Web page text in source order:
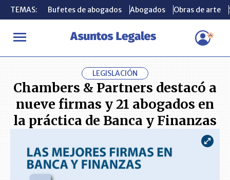
TEMAS: Bufetes de abogados Abogados Obras de arte
INICIO CONSUMIDOR Chambers & Partners destacó a nueve
TEMAS: Bufetes de abogados Abogados Obras de arte
LEGISLACIÓN
Chambers & Partners destacó a
nueve firmas y 21 abogados en
la práctica de Banca y Finanzas